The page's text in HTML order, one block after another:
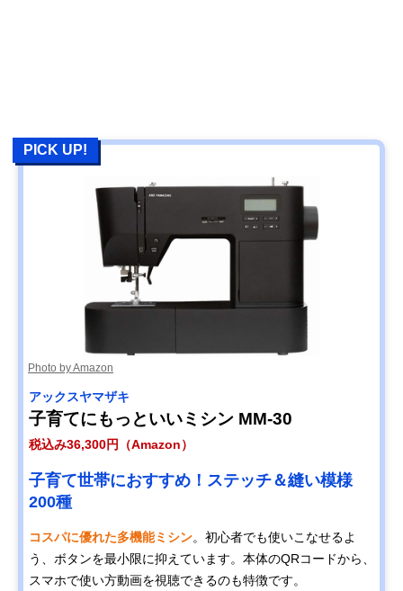
PICK UP!
Photo by Amazon
アックスヤマザキ
子育てにもっといいミシン MM-30
税込み36,300円（Amazon）
子育て世帯におすすめ！ステッチ＆縫い模様
200種
コスパに優れた多機能ミシン。初心者でも使いこなせるよ
う、ボタンを最小限に抑えています。本体のQRコードから、
スマホで使い方動画を視聴できるのも特徴です。